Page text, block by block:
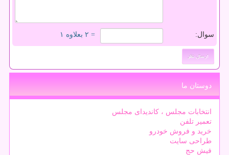
سوال: = ۲ بعلاوه ۱
دوستان ما
انتخابات مجلس ، کاندیدای مجلس
تعمیر تلفن
خرید و فروش خودرو
طراحی سایت
فیش حج